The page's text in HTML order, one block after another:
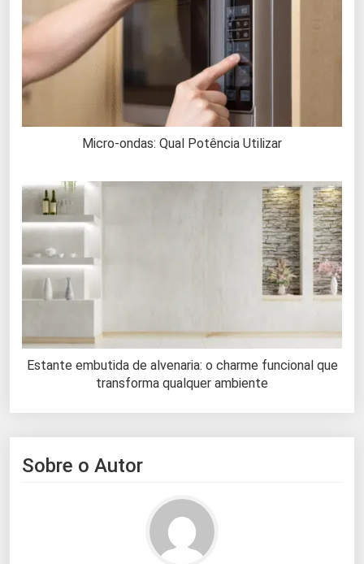
Micro-ondas: Qual Potência Utilizar
Estante embutida de alvenaria: o charme funcional que
transforma qualquer ambiente
Sobre o Autor